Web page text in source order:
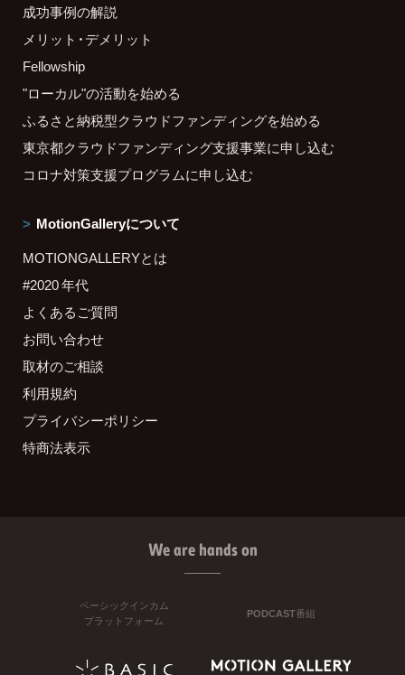
成功事例の解説
メリット・デメリット
Fellowship
"ローカル"の活動を始める
ふるさと納税型クラウドファンディングを始める
東京都クラウドファンディング支援事業に申し込む
コロナ対策支援プログラムに申し込む
MotionGalleryについて
MOTIONGALLERYとは
#2020 年代
よくあるご質問
お問い合わせ
取材のご相談
利用規約
プライバシーポリシー
特商法表示
We are hands on
ベーシックインカム
プラットフォーム
PODCAST番組